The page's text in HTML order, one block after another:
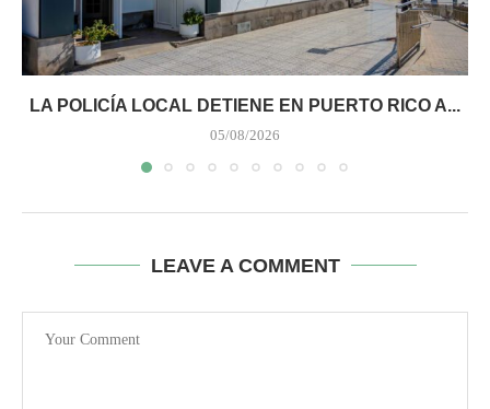
LA POLICÍA LOCAL DETIENE EN PUERTO RICO A...
05/08/2026
LEAVE A COMMENT